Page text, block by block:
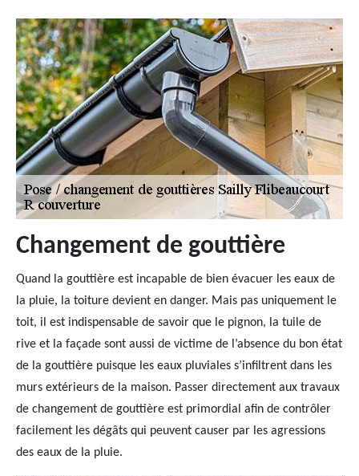
Changement de gouttière
Quand la gouttière est incapable de bien évacuer les eaux de
la pluie, la toiture devient en danger. Mais pas uniquement le
toit, il est indispensable de savoir que le pignon, la tuile de
rive et la façade sont aussi de victime de l’absence du bon état
de la gouttière puisque les eaux pluviales s’infiltrent dans les
murs extérieurs de la maison. Passer directement aux travaux
de changement de gouttière est primordial afin de contrôler
facilement les dégâts qui peuvent causer par les agressions
des eaux de la pluie.